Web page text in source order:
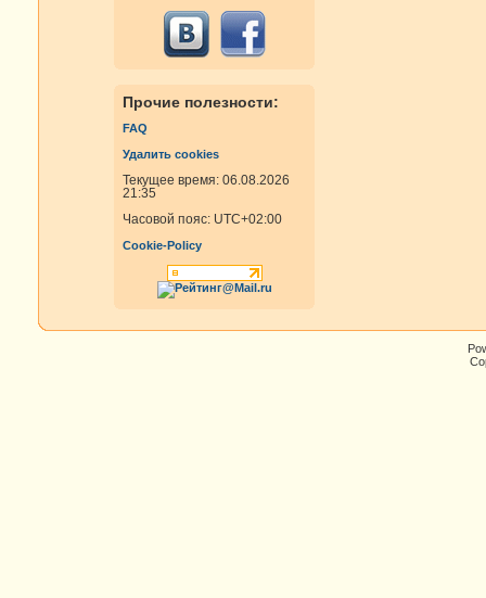
Прочие полезности:
FAQ
Удалить cookies
Текущее время: 06.08.2026
21:35
Часовой пояс: UTC+02:00
Cookie-Policy